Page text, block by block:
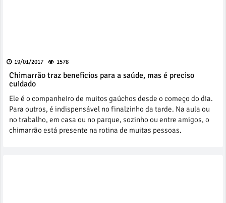
19/01/2017 1578
Chimarrão traz benefícios para a saúde, mas é preciso
cuidado
Ele é o companheiro de muitos gaúchos desde o começo do dia.
Para outros, é indispensável no finalzinho da tarde. Na aula ou
no trabalho, em casa ou no parque, sozinho ou entre amigos, o
chimarrão está presente na rotina de muitas pessoas.